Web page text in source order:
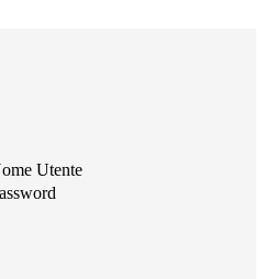
Utente